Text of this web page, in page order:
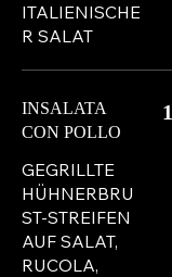
ITALIENISCHE
R SALAT
INSALATA
CON POLLO
GEGRILLTE
HÜHNERBRU
ST-STREIFEN
AUF SALAT,
RUCOLA,